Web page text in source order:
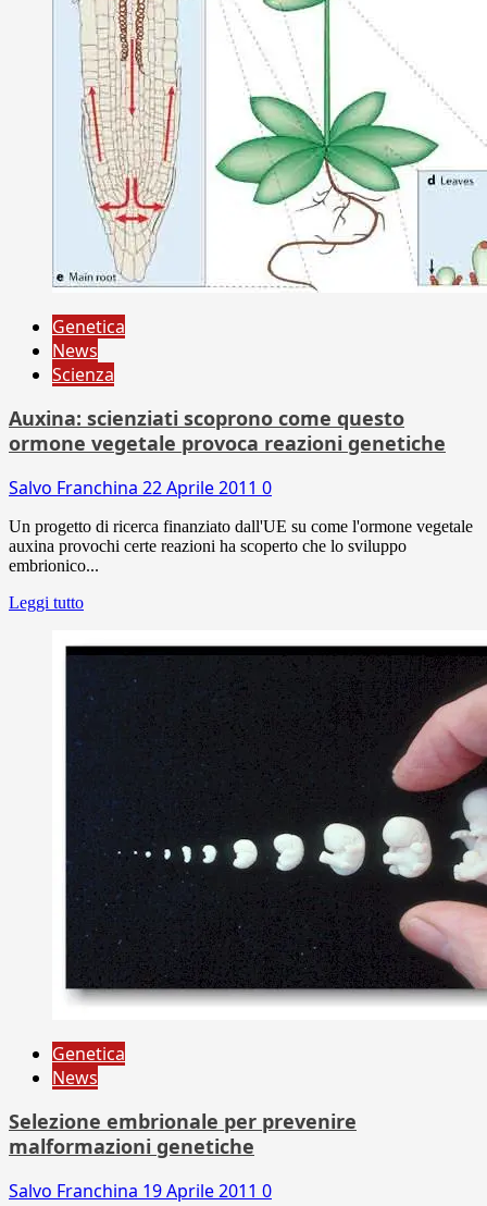
Genetica
News
Scienza
Auxina: scienziati scoprono come questo
ormone vegetale provoca reazioni genetiche
Salvo Franchina 22 Aprile 2011 0
Un progetto di ricerca finanziato dall'UE su come l'ormone vegetale
auxina provochi certe reazioni ha scoperto che lo sviluppo
embrionico...
Leggi tutto
Genetica
News
Selezione embrionale per prevenire
malformazioni genetiche
Salvo Franchina 19 Aprile 2011 0